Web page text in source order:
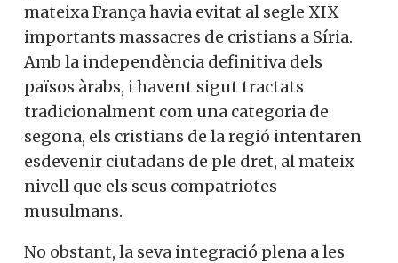
mateixa França havia evitat al segle XIX
importants massacres de cristians a Síria.
Amb la independència definitiva dels
països àrabs, i havent sigut tractats
tradicionalment com una categoria de
segona, els cristians de la regió intentaren
esdevenir ciutadans de ple dret, al mateix
nivell que els seus compatriotes
musulmans.
No obstant, la seva integració plena a les